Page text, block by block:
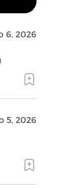
6, 2026
5, 2026